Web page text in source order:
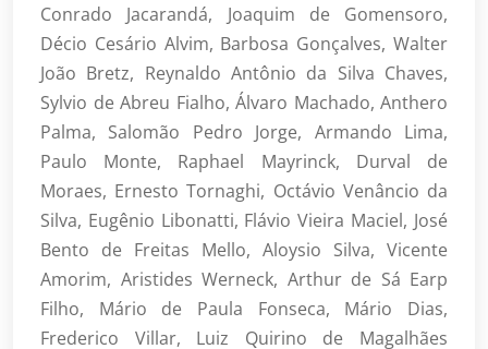
Conrado Jacarandá, Joaquim de Gomensoro,
Décio Cesário Alvim, Barbosa Gonçalves, Walter
João Bretz, Reynaldo Antônio da Silva Chaves,
Sylvio de Abreu Fialho, Álvaro Machado, Anthero
Palma, Salomão Pedro Jorge, Armando Lima,
Paulo Monte, Raphael Mayrinck, Durval de
Moraes, Ernesto Tornaghi, Octávio Venâncio da
Silva, Eugênio Libonatti, Flávio Vieira Maciel, José
Bento de Freitas Mello, Aloysio Silva, Vicente
Amorim, Aristides Werneck, Arthur de Sá Earp
Filho, Mário de Paula Fonseca, Mário Dias,
Frederico Villar, Luiz Quirino de Magalhães